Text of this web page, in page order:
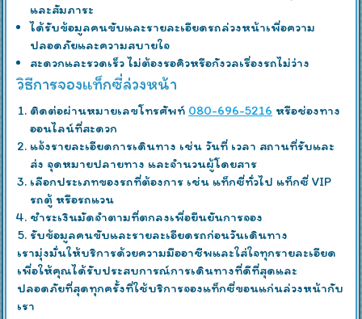
และสัมภาระ
ได้รับข้อมูลคนขับและรายละเอียดรถล่วงหน้าเพื่อความ
ปลอดภัยและความสบายใจ
สะดวกและรวดเร็ว ไม่ต้องรอคิวหรือกังวลเรื่องรถไม่ว่าง
วิธีการจองแท็กซี่ล่วงหน้า
ติดต่อผ่านหมายเลขโทรศัพท์ 080-696-5216 หรือช่องทาง
ออนไลน์ที่สะดวก
แจ้งรายละเอียดการเดินทาง เช่น วันที่ เวลา สถานที่รับและ
ส่ง จุดหมายปลายทาง และจำนวนผู้โดยสาร
เลือกประเภทของรถที่ต้องการ เช่น แท็กซี่ทั่วไป แท็กซี่ VIP
รถตู้ หรือรถแวน
ชำระเงินมัดจำตามที่ตกลงเพื่อยืนยันการจอง
รับข้อมูลคนขับและรายละเอียดรถก่อนวันเดินทาง
เรามุ่งมั่นให้บริการด้วยความมืออาชีพและใส่ใจทุกรายละเอียด
เพื่อให้คุณได้รับประสบการณ์การเดินทางที่ดีที่สุดและ
ปลอดภัยที่สุดทุกครั้งที่ใช้บริการจองแท็กซี่ขอนแก่นล่วงหน้ากับ
เรา